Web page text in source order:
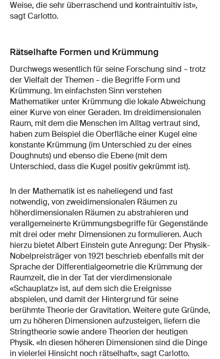
Weise, die sehr überraschend und kontraintuitiv ist»,
sagt Carlotto.
Rätselhafte Formen und Krümmung
Durchwegs wesentlich für seine Forschung sind – trotz
der Vielfalt der Themen – die Begriffe Form und
Krümmung. Im einfachsten Sinn verstehen
Mathematiker unter Krümmung die lokale Abweichung
einer Kurve von einer Geraden. Im dreidimensionalen
Raum, mit dem die Menschen im Alltag vertraut sind,
haben zum Beispiel die Oberfläche einer Kugel eine
konstante Krümmung (im Unterschied zu der eines
Doughnuts) und ebenso die Ebene (mit dem
Unterschied, dass die Kugel positiv gekrümmt ist).
In der Mathematik ist es naheliegend und fast
notwendig, von zweidimensionalen Räumen zu
höherdimensionalen Räumen zu abstrahieren und
verallgemeinerte Krümmungsbegriffe für Gegenstände
mit drei oder mehr Dimensionen zu formulieren. Auch
hierzu bietet Albert Einstein gute Anregung: Der Physik-
Nobelpreisträger von 1921 beschrieb ebenfalls mit der
Sprache der Differentialgeometrie die Krümmung der
Raumzeit, die in der Tat der vierdimensionale
«Schauplatz» ist, auf dem sich die Ereignisse
abspielen, und damit der Hintergrund für seine
berühmte Theorie der Gravitation. Weitere gute Gründe,
um zu höheren Dimensionen aufzusteigen, liefern die
Stringtheorie sowie andere Theorien der heutigen
Physik. «In diesen höheren Dimensionen sind die Dinge
in vielerlei Hinsicht noch rätselhaft», sagt Carlotto.